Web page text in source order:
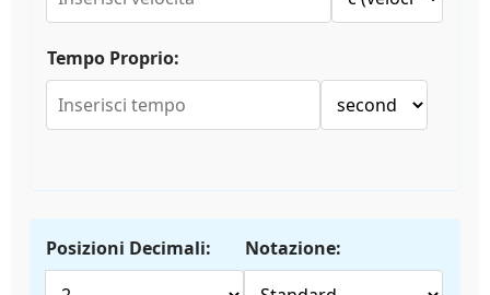
Tempo Proprio:
Posizioni Decimali: Notazione: